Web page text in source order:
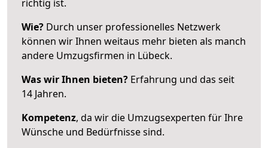
richtig ist.
Wie? Durch unser professionelles Netzwerk
können wir Ihnen weitaus mehr bieten als manch
andere Umzugsfirmen in Lübeck.
Was wir Ihnen bieten? Erfahrung und das seit
14 Jahren.
Kompetenz, da wir die Umzugsexperten für Ihre
Wünsche und Bedürfnisse sind.